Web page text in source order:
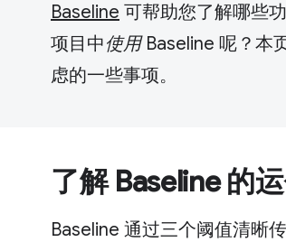
Baseline 可帮助您了解哪些
项目中使用Baseline 呢？本
虑的一些事项。
了解 Baseline 的
Baseline 通过三个阈值清晰